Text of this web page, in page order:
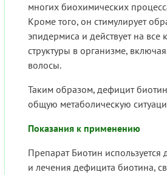
многих биохимических
Кроме того, он стимулирует
эпидермиса и действует на все
структуры в организме,
волосы.
Таким образом, дефицит
общую метаболическую
Показания к применению
Препарат Биотин используется
и лечения дефицита биотина,